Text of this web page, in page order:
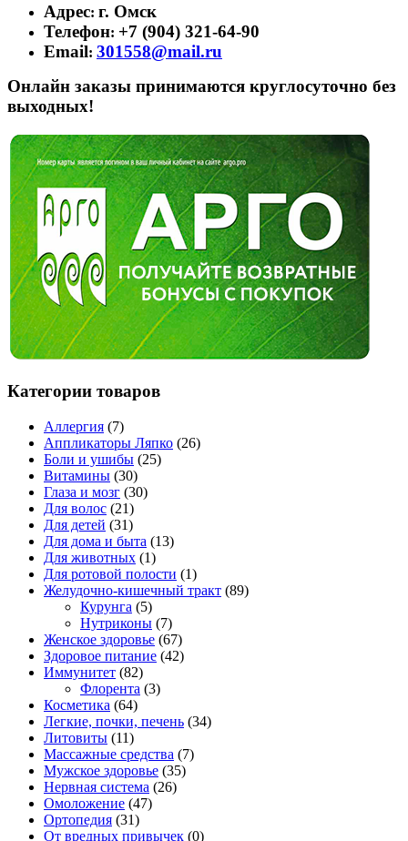
Адрес: г. Омск
Телефон: +7 (904) 321-64-90
Email: 301558@mail.ru
Онлайн заказы принимаются круглосуточно без
выходных!
Категории товаров
Аллергия (7)
Аппликаторы Ляпко (26)
Боли и ушибы (25)
Витамины (30)
Глаза и мозг (30)
Для волос (21)
Для детей (31)
Для дома и быта (13)
Для животных (1)
Для ротовой полости (1)
Желудочно-кишечный тракт (89)
Курунга (5)
Нутриконы (7)
Женское здоровье (67)
Здоровое питание (42)
Иммунитет (82)
Флорента (3)
Косметика (64)
Легкие, почки, печень (34)
Литовиты (11)
Массажные средства (7)
Мужское здоровье (35)
Нервная система (26)
Омоложение (47)
Ортопедия (31)
От вредных привычек (0)